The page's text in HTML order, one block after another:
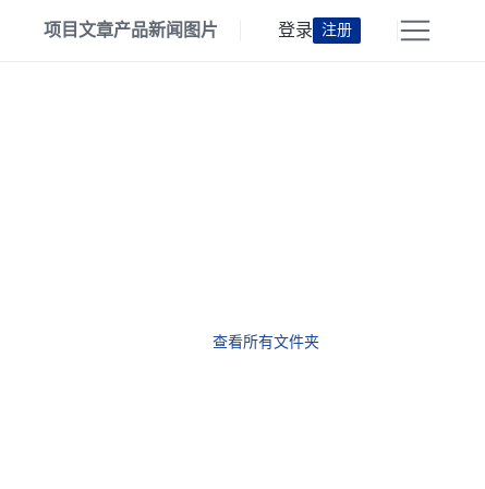
项目文章产品新闻 图片 登录 注册
查看所有文件夹